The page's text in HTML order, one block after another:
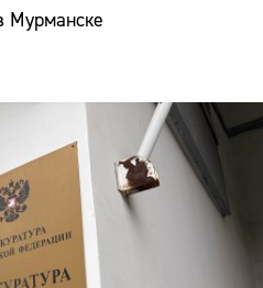
Мурманске